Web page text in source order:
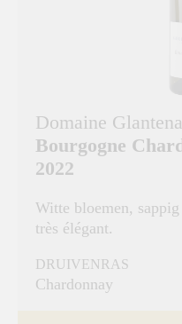
Domaine
Bourgogne
2022
Witte bloemen,
très élégant.
DRUIVENRAS
Chardonnay